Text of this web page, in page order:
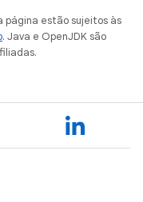
página estão sujeitos às
. Java e OpenJDK são